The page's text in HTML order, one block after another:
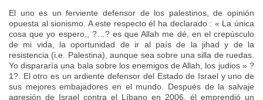
El uno es un ferviente defensor de los palestinos, de opinión
opuesta al sionismo. A este respecto él ha declarado : « La única
cosa que yo espero,, ?…? es que Allah me dé, en el crepúsculo
de mi vida, la oportunidad de ir al país de la jihad y de la
resistencia (i.e. Palestina), aunque sea sobre una silla de ruedas.
Yo dispararía una bala sobre los enemigos de Allah, los judios » ?
1?. El otro es un ardiente defensor del Estado de Israel y uno de
sus mejores embajadores en el mundo. Después de la salvaje
agresión de Israel contra el Líbano en 2006, él emprendió un